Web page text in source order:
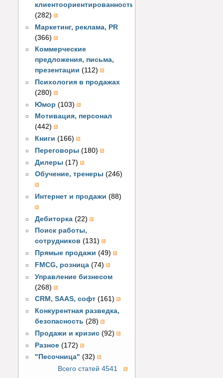
клиентоориентированность
(282)
Маркетинг, реклама, PR
(366)
Коммерческие
предложения, письма,
презентации (112)
Психология в продажах
(280)
Юмор (103)
Мотивация, персонал
(442)
Книги (166)
Переговоры (180)
Дилеры (17)
Обучение, тренеры (246)
Интернет и продажи (88)
Дебиторка (22)
Поиск работы,
сотрудников (131)
Прямые продажи (49)
FMCG, розница (74)
Управление бизнесом
(268)
CRM, SAAS, софт (161)
Конкурентная разведка,
безопасность (28)
Продажи и кризис (92)
Разное (172)
"Песочница" (32)
Всего статей 4541